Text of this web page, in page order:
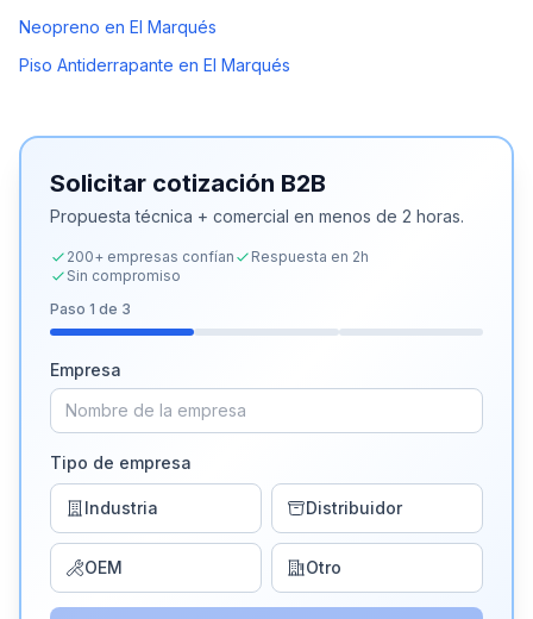
Neopreno en El Marqués
Piso Antiderrapante en El Marqués
Solicitar cotización B2B
Propuesta técnica + comercial en menos de 2 horas.
200+ empresas confían
Respuesta en 2h
Sin compromiso
Paso 1 de 3
Empresa
Tipo de empresa
Industria Distribuidor
OEM Otro